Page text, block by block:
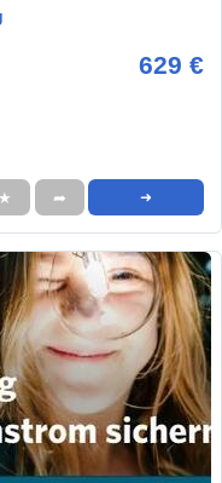
629 €
★ ➦ ➜